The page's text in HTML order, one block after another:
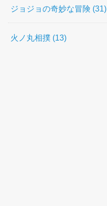
ジョジョの奇妙な冒険 (31)
火ノ丸相撲 (13)